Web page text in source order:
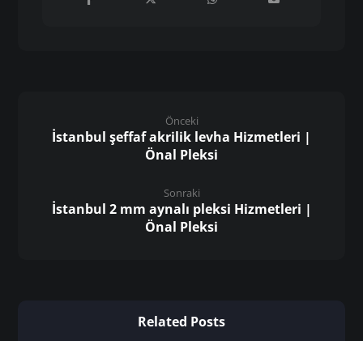
Önceki
İstanbul şeffaf akrilik levha Hizmetleri |
Önal Pleksi
Sonraki
İstanbul 2 mm aynalı pleksi Hizmetleri |
Önal Pleksi
Related Posts